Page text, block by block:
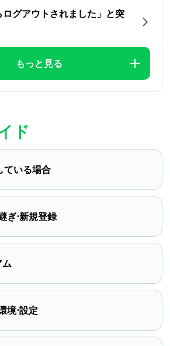
ログアウトされました」と突
もっと見る
ド
ている場合
ぎ⋅新規登録
ム
境⋅設定